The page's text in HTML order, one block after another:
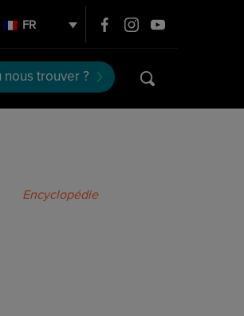
FR
nous trouver ?
Encyclopédie